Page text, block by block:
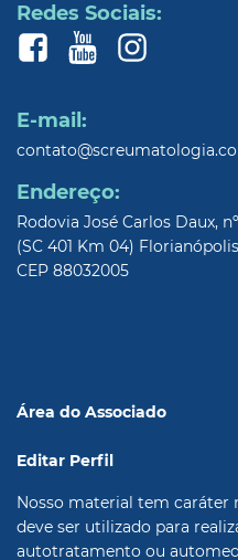
Redes Sociais:
E-mail:
Endereço:
Rodovia José Carlos Daux,
(SC 401 Km 04)
CEP 88032005
Área do Associado
Editar Perfil
Nosso material tem
deve ser utilizado para
autotratamento ou